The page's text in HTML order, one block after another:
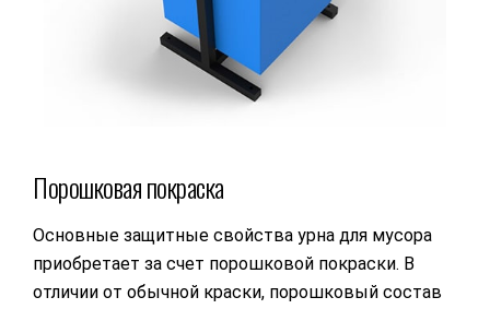
Порошковая покраска
Основные защитные свойства урна для мусора
приобретает за счет порошковой покраски. В
отличии от обычной краски, порошковый состав